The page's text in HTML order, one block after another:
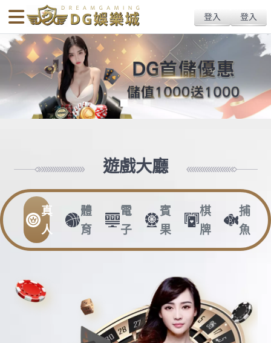
body{overflow:hidden !important;}